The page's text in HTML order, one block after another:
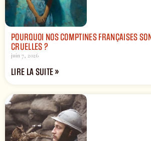
POURQUOI NOS COMPTINES FRANÇAISES
CRUELLES ?
juin 7, 2026
LIRE LA SUITE »